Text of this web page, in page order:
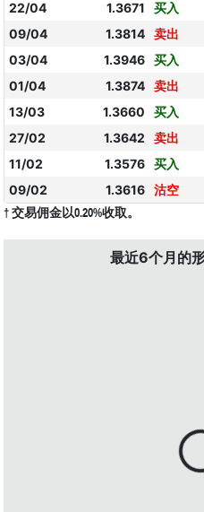
22/04
1.3671 买入
09/04
1.3814 卖出
03/04
1.3946 买入
01/04
1.3874 卖出
13/03
1.3660 买入
27/02
1.3642 卖出
11/02
1.3576 买入
09/02
1.3616 沽空
† 交易佣金以0.20%收取。
最近6个月的